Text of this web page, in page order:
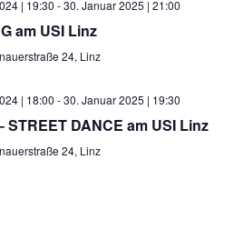
| 19:30 -30. Januar 2025 | 21:00
am USI Linz
24, Linz
| 18:00 -30. Januar 2025 | 19:30
STREET DANCE am USI Linz
24, Linz